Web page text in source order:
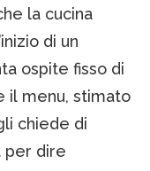
la cucina
di un
ospite fisso di
il menu, stimato
chiede di
per dire